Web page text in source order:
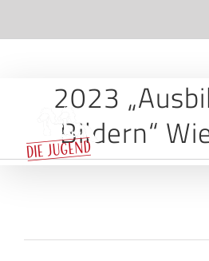
to
2023
Bildern“